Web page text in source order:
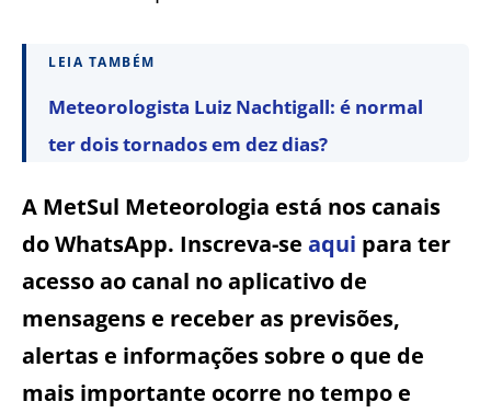
LEIA TAMBÉM
Meteorologista Luiz Nachtigall: é normal
ter dois tornados em dez dias?
A MetSul Meteorologia está nos canais
do WhatsApp. Inscreva-se aqui para ter
acesso ao canal no aplicativo de
mensagens e receber as previsões,
alertas e informações sobre o que de
mais importante ocorre no tempo e